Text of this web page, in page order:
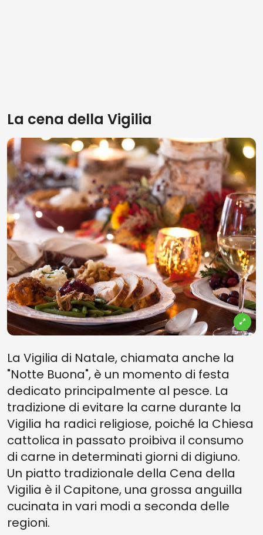
La cena della Vigilia
La Vigilia di Natale, chiamata anche la
"Notte Buona", è un momento di festa
dedicato principalmente al pesce. La
tradizione di evitare la carne durante la
Vigilia ha radici religiose, poiché la Chiesa
cattolica in passato proibiva il consumo
di carne in determinati giorni di digiuno.
Un piatto tradizionale della Cena della
Vigilia è il Capitone, una grossa anguilla
cucinata in vari modi a seconda delle
regioni.